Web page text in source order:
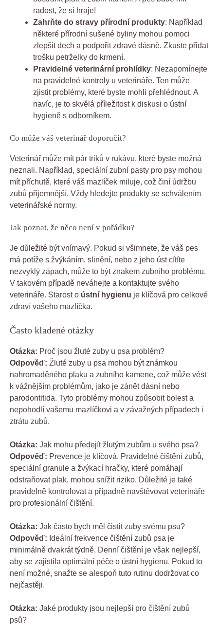
radost, že si hraje!
Zahrňte do stravy přírodní produkty: Například
některé přírodní sušené byliny mohou pomoci
zlepšit dech a podpořit zdravé dásně. Zkuste přidat
trošku petrželky do krmení.
Pravidelné veterinární prohlídky: Nezapomínejte
na pravidelné kontroly u veterináře. Ten může
zjistit problémy, které byste mohli přehlédnout. A
navíc, je to skvělá příležitost k diskusi o ústní
hygieně s odborníkem.
Co může váš veterinář doporučit?
Veterinář může mít pár triků v rukávu, které byste možná
neznali. Například, speciální zubní pasty pro psy mohou
mít příchutě, které váš mazlíček miluje, což činí údržbu
zubů příjemnější. Vždy hledejte produkty se schválením
veterinářské normy.
Jak poznat, že něco není v pořádku?
Je důležité být vnímavý. Pokud si všimnete, že váš pes
má potíže s žvýkáním, slinění, nebo z jeho úst cítíte
nezvyklý zápach, může to být znakem zubního problému.
V takovém případě neváhejte a kontaktujte svého
veterináře. Starost o ústní hygienu je klíčová pro celkové
zdraví vašeho mazlíčka.
Často kladené otázky
Otázka: Proč jsou žluté zuby u psa problém?
Odpověď: Žluté zuby u psa mohou být známkou
nahromaděného plaku a zubního kamene, což může vést
k vážnějším problémům, jako je zánět dásní nebo
parodontitida. Tyto problémy mohou způsobit bolest a
nepohodlí vašemu mazlíčkovi a v závažných případech i
ztrátu zubů.
Otázka: Jak mohu předejít žlutým zubům u svého psa?
Odpověď: Prevence je klíčová. Pravidelné čištění zubů,
speciální granule a žvýkací hračky, které pomáhají
odstraňovat plak, mohou snížit riziko. Důležité je také
pravidelně kontrolovat a případně navštěvovat veterináře
pro profesionální čištění.
Otázka: Jak často bych měl čistit zuby svému psu?
Odpověď: Ideální frekvence čištění zubů psa je
minimálně dvakrát týdně. Denní čištění je však nejlepší,
aby se zajistila optimální péče o ústní hygienu. Pokud to
není možné, snažte se alespoň tuto rutinu dodržovat co
nejčastěji.
Otázka: Jaké produkty jsou nejlepší pro čištění zubů
psů?